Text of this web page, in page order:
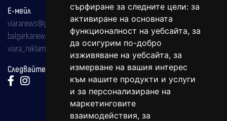
сърфиране за следните цели: за
активиране на основната
функционалност на уебсайта, за
да осигурим по-добро
изживяване на уебсайта, за
измерване на вашия интерес
към нашите продукти и услуги
и за персонализиране на
маркетинговите
взаимодействия, за
Е-мейл
viaranews@gmail.com
balgarkanews@gmail.com
viara_reklama@mail.bg
Следвайте ни: